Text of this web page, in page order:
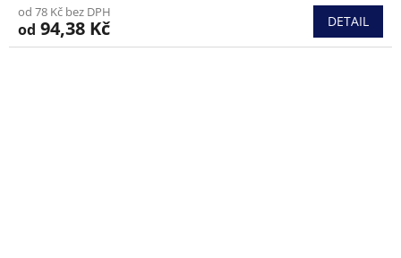
od 78 Kč bez DPH
od 94,38 Kč DETAIL